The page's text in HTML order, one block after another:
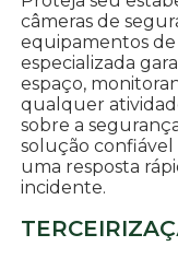
câmeras de
equipamentos
especializada
espaço,
qualquer
sobre a
solução
uma resposta
incidente.